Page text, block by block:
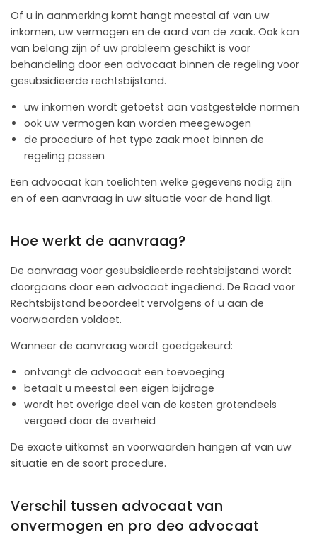
Of u in aanmerking komt hangt meestal af van uw
inkomen, uw vermogen en de aard van de zaak. Ook kan
van belang zijn of uw probleem geschikt is voor
behandeling door een advocaat binnen de regeling voor
gesubsidieerde rechtsbijstand.
uw inkomen wordt getoetst aan vastgestelde normen
ook uw vermogen kan worden meegewogen
de procedure of het type zaak moet binnen de
regeling passen
Een advocaat kan toelichten welke gegevens nodig zijn
en of een aanvraag in uw situatie voor de hand ligt.
Hoe werkt de aanvraag?
De aanvraag voor gesubsidieerde rechtsbijstand wordt
doorgaans door een advocaat ingediend. De Raad voor
Rechtsbijstand beoordeelt vervolgens of u aan de
voorwaarden voldoet.
Wanneer de aanvraag wordt goedgekeurd:
ontvangt de advocaat een toevoeging
betaalt u meestal een eigen bijdrage
wordt het overige deel van de kosten grotendeels
vergoed door de overheid
De exacte uitkomst en voorwaarden hangen af van uw
situatie en de soort procedure.
Verschil tussen advocaat van
onvermogen en pro deo advocaat